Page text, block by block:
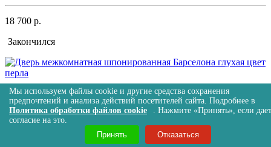
18 700 р.
Закончился
594962
Дверь межкомнатная шпонированная Барселона глухая цвет
перла
Мы используем файлы cookie и другие средства сохранения
предпочтений и анализа действий посетителей сайта. Подробнее в
Политика обработки файлов cookie
. Нажмите «Принять», если
согласие на это.
Принять
Отказаться